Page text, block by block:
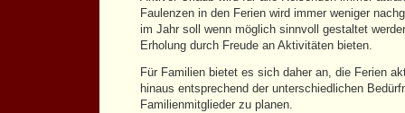
Faulenzen in den Ferien wird immer weniger
im Jahr soll wenn möglich sinnvoll gestaltet
Erholung durch Freude an Aktivitäten bieten.
Für Familien bietet es sich daher an, die Ferien
hinaus entsprechend der unterschiedlichen
Familienmitglieder zu planen.